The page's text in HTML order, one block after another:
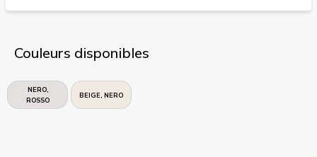
Couleurs disponibles
NERO,
ROSSO
BEIGE, NERO